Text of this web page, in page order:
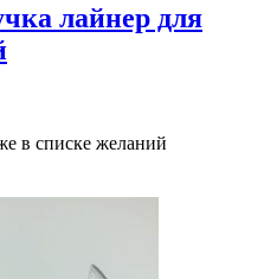
лайнер для
в списке желаний